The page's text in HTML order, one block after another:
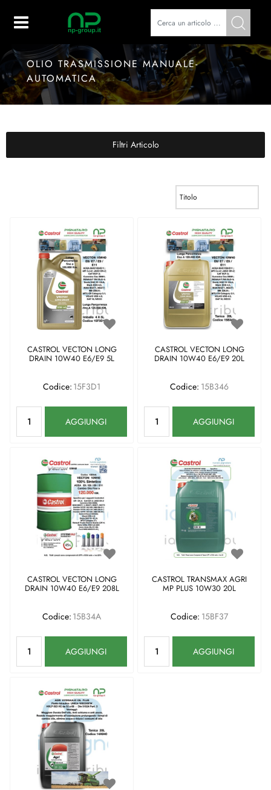
OLIO TRASMISSIONE MANUALE-
AUTOMATICA
Filtri Articolo
CASTROL VECTON LONG
DRAIN 10W40 E6/E9 5L
Codice: 15F3D1
AGGIUNGI
CASTROL VECTON LONG
DRAIN 10W40 E6/E9 20L
Codice: 15B346
AGGIUNGI
CASTROL VECTON LONG
DRAIN 10W40 E6/E9 208L
Codice: 15B34A
AGGIUNGI
CASTROL TRANSMAX AGRI
MP PLUS 10W30 20L
Codice: 15BF37
AGGIUNGI